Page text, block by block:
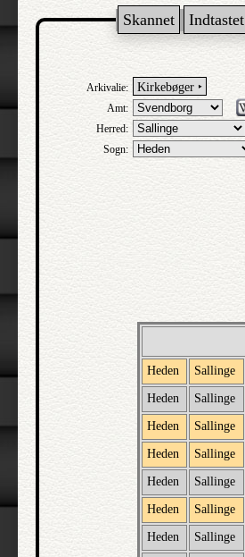
Skannet Indtastet
Arkivalie: Kirkebøger ‣
Amt:
Herred:
Sogn:
Heden Sallinge
Heden Sallinge
Heden Sallinge
Heden Sallinge
Heden Sallinge
Heden Sallinge
Heden Sallinge